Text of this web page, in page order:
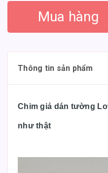
Mua hàng
Thông tin sản phẩm
Chim giả dán tường
như thật